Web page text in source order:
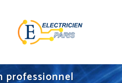
professionnel